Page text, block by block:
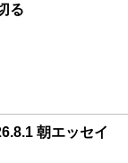
る
朝エッセイ